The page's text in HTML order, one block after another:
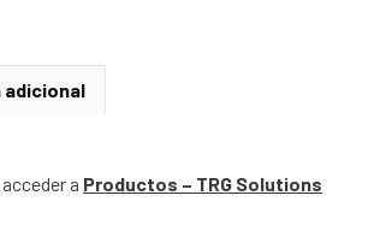
adicional
a Productos – TRG Solutions